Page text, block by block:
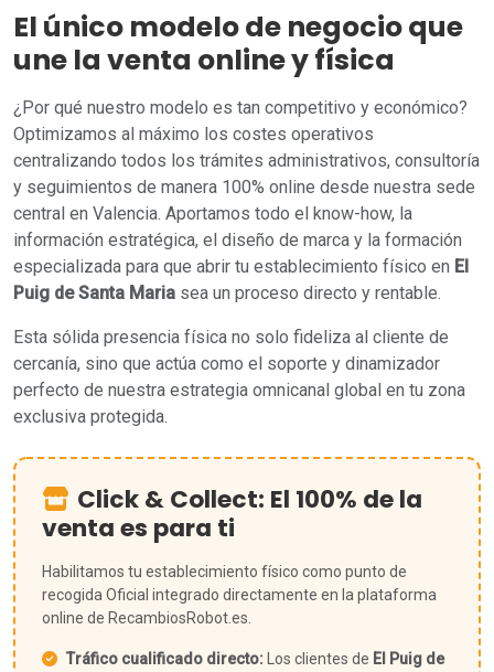
El único modelo de negocio que
une la venta online y física
¿Por qué nuestro modelo es tan competitivo y económico?
Optimizamos al máximo los costes operativos
centralizando todos los trámites administrativos, consultoría
y seguimientos de manera 100% online desde nuestra sede
central en Valencia. Aportamos todo el know-how, la
información estratégica, el diseño de marca y la formación
especializada para que abrir tu establecimiento físico en El
Puig de Santa Maria sea un proceso directo y rentable.
Esta sólida presencia física no solo fideliza al cliente de
cercanía, sino que actúa como el soporte y dinamizador
perfecto de nuestra estrategia omnicanal global en tu zona
exclusiva protegida.
Click & Collect: El 100% de la
venta es para ti
Habilitamos tu establecimiento físico como punto de
recogida Oficial integrado directamente en la plataforma
online de RecambiosRobot.es.
Tráfico cualificado directo: Los clientes de El Puig de